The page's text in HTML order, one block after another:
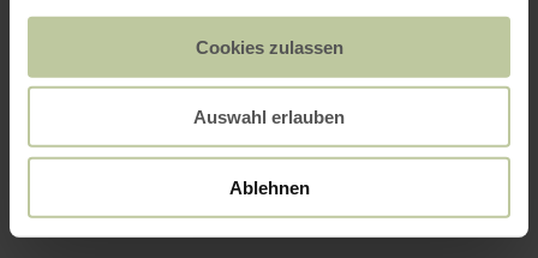
Cookies zulassen
Auswahl erlauben
Ablehnen